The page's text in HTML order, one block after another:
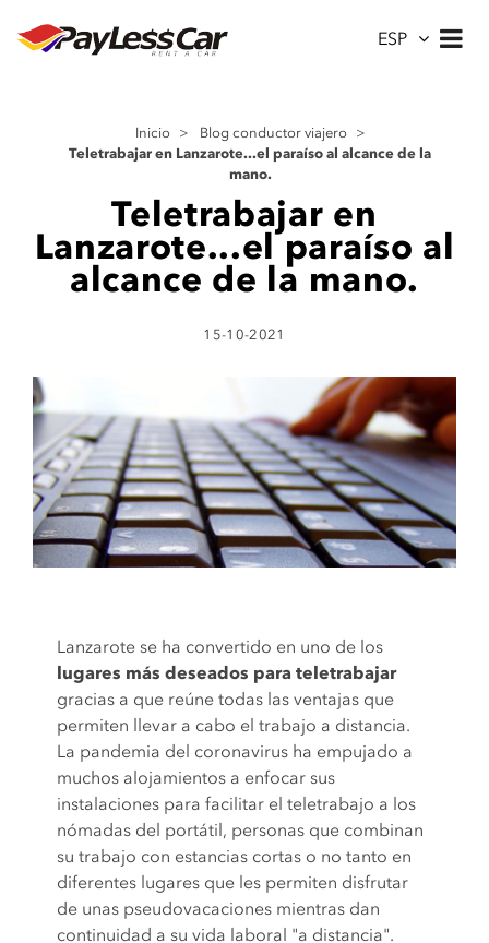
ESP
Inicio > Blog conductor viajero >
Teletrabajar en Lanzarote...el paraíso al alcance de la
mano.
Teletrabajar en
Lanzarote...el paraíso al
alcance de la mano.
15-10-2021
Lanzarote se ha convertido en uno de los
lugares más deseados para teletrabajar
gracias a que reúne todas las ventajas que
permiten llevar a cabo el trabajo a distancia.
La pandemia del coronavirus ha empujado a
muchos alojamientos a enfocar sus
instalaciones para facilitar el teletrabajo a los
nómadas del portátil, personas que combinan
su trabajo con estancias cortas o no tanto en
diferentes lugares que les permiten disfrutar
de unas pseudovacaciones mientras dan
continuidad a su vida laboral "a distancia".